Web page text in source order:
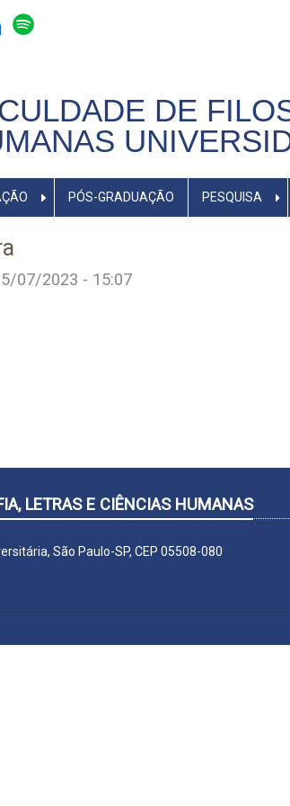
DE
PÓS-GRADUAÇÃO PESQUISA
07/2023 - 15:07
LETRAS E CIÊNCIAS HUMANAS
São Paulo-SP, CEP 05508-080